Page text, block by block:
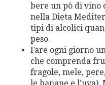
bere un pò di vino
nella Dieta
tipi di alcolici
peso.
Fare ogni giorno
che comprenda
fragole, mele,
le banane e